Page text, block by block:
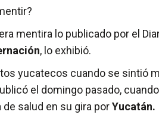
mentira lo publicado por el
, lo exhibió.
yucatecos cuando se sintió
el domingo pasado,
salud en su gira porYucatán.